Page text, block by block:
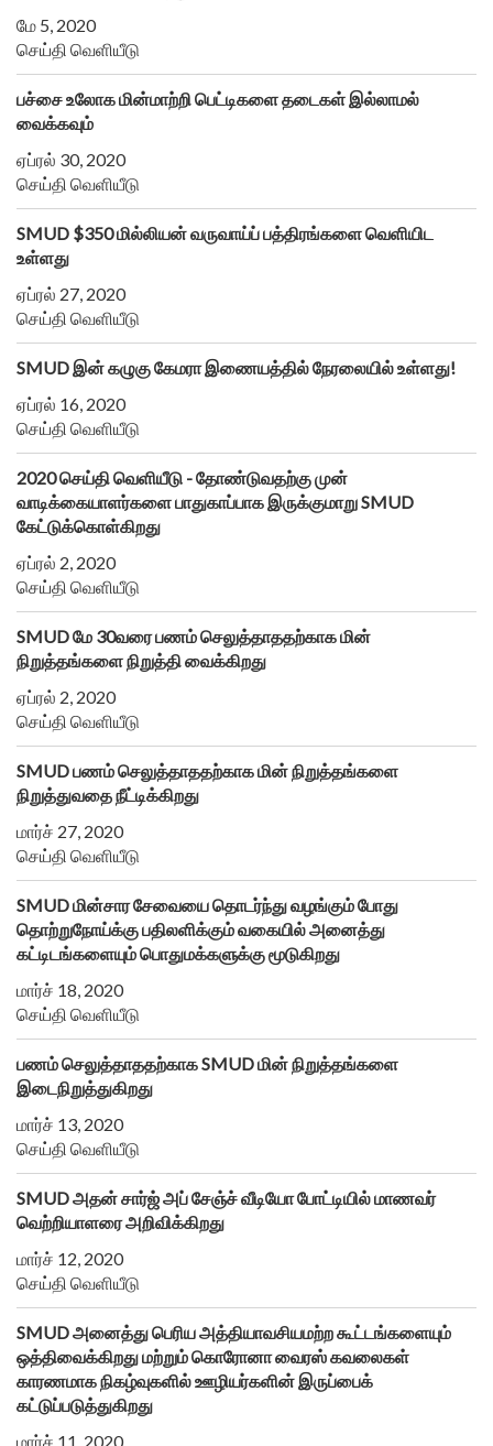
மே 5, 2020
செய்தி வெளியீடு
பச்சை உலோக மின்மாற்றி பெட்டிகளை தடைகள் இல்லாமல்
வைக்கவும்
ஏப்ரல் 30, 2020
செய்தி வெளியீடு
SMUD $350 மில்லியன் வருவாய்ப் பத்திரங்களை வெளியிட
உள்ளது
ஏப்ரல் 27, 2020
செய்தி வெளியீடு
SMUD இன் கழுகு கேமரா இணையத்தில் நேரலையில் உள்ளது!
ஏப்ரல் 16, 2020
செய்தி வெளியீடு
2020 செய்தி வெளியீடு - தோண்டுவதற்கு முன்
வாடிக்கையாளர்களை பாதுகாப்பாக இருக்குமாறு SMUD
கேட்டுக்கொள்கிறது
ஏப்ரல் 2, 2020
செய்தி வெளியீடு
SMUD மே 30வரை பணம் செலுத்தாததற்காக மின்
நிறுத்தங்களை நிறுத்தி வைக்கிறது
ஏப்ரல் 2, 2020
செய்தி வெளியீடு
SMUD பணம் செலுத்தாததற்காக மின் நிறுத்தங்களை
நிறுத்துவதை நீட்டிக்கிறது
மார்ச் 27, 2020
செய்தி வெளியீடு
SMUD மின்சார சேவையை தொடர்ந்து வழங்கும் போது
தொற்றுநோய்க்கு பதிலளிக்கும் வகையில் அனைத்து
கட்டிடங்களையும் பொதுமக்களுக்கு மூடுகிறது
மார்ச் 18, 2020
செய்தி வெளியீடு
பணம் செலுத்தாததற்காக SMUD மின் நிறுத்தங்களை
இடைநிறுத்துகிறது
மார்ச் 13, 2020
செய்தி வெளியீடு
SMUD அதன் சார்ஜ் அப் சேஞ்ச் வீடியோ போட்டியில் மாணவர்
வெற்றியாளரை அறிவிக்கிறது
மார்ச் 12, 2020
செய்தி வெளியீடு
SMUD அனைத்து பெரிய அத்தியாவசியமற்ற கூட்டங்களையும்
ஒத்திவைக்கிறது மற்றும் கொரோனா வைரஸ் கவலைகள்
காரணமாக நிகழ்வுகளில் ஊழியர்களின் இருப்பைக்
கட்டுப்படுத்துகிறது
மார்ச் 11, 2020